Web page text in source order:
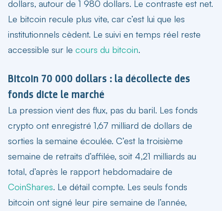
dollars, autour de 1 980 dollars. Le contraste est net.
Le bitcoin recule plus vite, car c’est lui que les
institutionnels cèdent. Le suivi en temps réel reste
accessible sur le cours du bitcoin.
Bitcoin 70 000 dollars : la décollecte des
fonds dicte le marché
La pression vient des flux, pas du baril. Les fonds
crypto ont enregistré 1,67 milliard de dollars de
sorties la semaine écoulée. C’est la troisième
semaine de retraits d’affilée, soit 4,21 milliards au
total, d’après le rapport hebdomadaire de
CoinShares. Le détail compte. Les seuls fonds
bitcoin ont signé leur pire semaine de l’année,